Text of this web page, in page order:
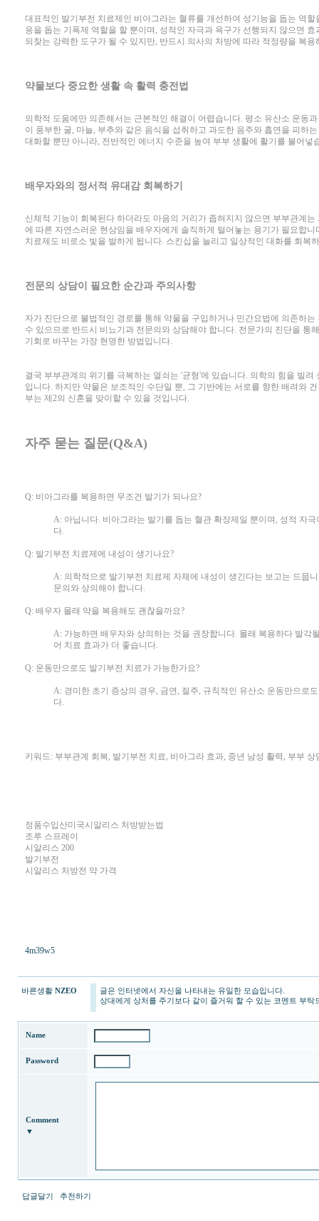
대표적인 발기부전 치료제인 비아그라는 혈류를 개선하여 성기능을 돕는 역
응을 돕는 기폭제 역할을 할 뿐이며, 성적인 자극과 욕구가 선행되지 않으면
되찾는 강력한 도구가 될 수 있지만, 반드시 의사의 처방에 따라 적정량을 복용
약물보다 중요한 생활 속 활력 충전법
의학적 도움에만 의존해서는 근본적인 해결이 어렵습니다. 평소 유산소 운동
이 풍부한 굴, 마늘, 부추와 같은 음식을 섭취하고 과도한 음주와 흡연을 피하
대화할 뿐만 아니라, 전반적인 에너지 수준을 높여 부부 생활에 활기를 불어넣
배우자와의 정서적 유대감 회복하기
신체적 기능이 회복된다 하더라도 마음의 거리가 좁혀지지 않으면 부부관계
에 따른 자연스러운 현상임을 배우자에게 솔직하게 털어놓는 용기가 필요합
치료제도 비로소 빛을 발하게 됩니다. 스킨십을 늘리고 일상적인 대화를 회복
전문의 상담이 필요한 순간과 주의사항
자가 진단으로 불법적인 경로를 통해 약물을 구입하거나 민간요법에 의존하
수 있으므로 반드시 비뇨기과 전문의와 상담해야 합니다. 전문가의 진단을
기회로 바꾸는 가장 현명한 방법입니다.
결국 부부관계의 위기를 극복하는 열쇠는 '균형'에 있습니다. 의학의 힘을 빌
입니다. 하지만 약물은 보조적인 수단일 뿐, 그 기반에는 서로를 향한 배려와
부는 제2의 신혼을 맞이할 수 있을 것입니다.
자주 묻는 질문(Q&A)
Q: 비아그라를 복용하면 무조건 발기가 되나요?
A: 아닙니다. 비아그라는 발기를 돕는 혈관 확장제일 뿐이며, 성적 자
다.
Q: 발기부전 치료제에 내성이 생기나요?
A: 의학적으로 발기부전 치료제 자체에 내성이 생긴다는 보고는 드뭅
문의와 상의해야 합니다.
Q: 배우자 몰래 약을 복용해도 괜찮을까요?
A: 가능하면 배우자와 상의하는 것을 권장합니다. 몰래 복용하다 발
어 치료 효과가 더 좋습니다.
Q: 운동만으로도 발기부전 치료가 가능한가요?
A: 경미한 초기 증상의 경우, 금연, 절주, 규칙적인 유산소 운동만으로
다.
키워드: 부부관계 회복, 발기부전 치료, 비아그라 효과, 중년 남성 활력, 부부 상
정품수입산미국시알리스 처방받는법
조루 스프레이
시알리스 200
발기부전
시알리스 처방전 약 가격
4m39w5
바른생활 NZEO
글은 인터넷에서 자신을 나타내는 유일한 모습입니다.
상대에게 상처를 주기보다 같이 즐거워 할 수 있는 코멘트 부탁
Name
Password
Comment
▼
답글달기 추천하기